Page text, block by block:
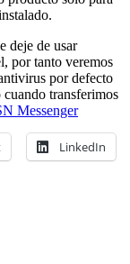
deje de usar
por tanto veremos
por defecto
transferimos
Messenger
LinkedIn